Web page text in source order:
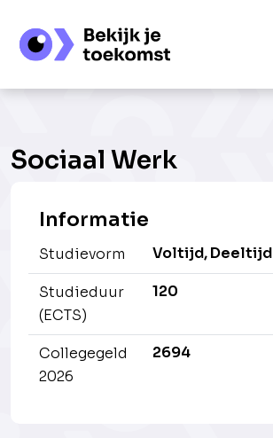
Sociaal Werk
Informatie
Studievorm Voltijd, Deeltijd
Studieduur
(ECTS)
120
Collegegeld
2026
2694